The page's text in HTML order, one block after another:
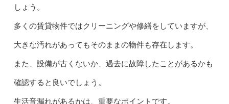
しょう。
多くの賃貸物件ではクリーニングや修繕をしていますが、
大きな汚れがあってもそのままの物件も存在します。
また、設備が古くないか、過去に故障したことがあるかも
確認すると良いでしょう。
生活音漏れがあるかは、重要なポイントです。